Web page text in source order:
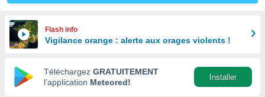
Flash info
Vigilance orange : alerte aux orages violents !
Téléchargez GRATUITEMENT
l’application Meteored!
Installer